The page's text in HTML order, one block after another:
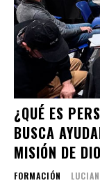
¿QUÉ ES
BUSCA
MISIÓN DE
FORMACIÓN